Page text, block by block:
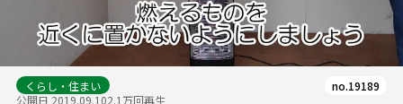
くらし・住まい
公開日 2019.09.102.1万回再生
no.19189